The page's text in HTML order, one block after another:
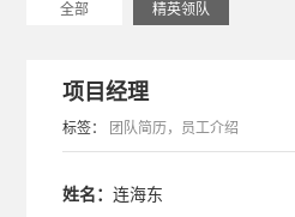
全部 精英领队
项目经理
标签： 团队简历，员工介绍
姓名：连海东